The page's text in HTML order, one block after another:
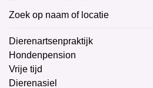
Zoek op naam of locatie
Dierenartsenpraktijk
Hondenpension
Vrije tijd
Dierenasiel